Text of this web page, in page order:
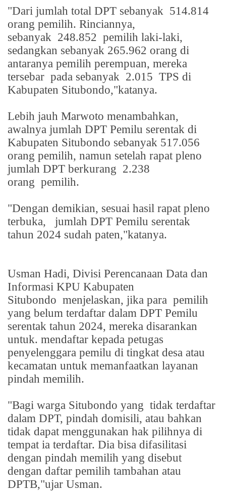
"Dari jumlah total DPT sebanyak 514.814
orang pemilih. Rinciannya,
sebanyak 248.852 pemilih laki-laki,
sedangkan sebanyak 265.962 orang di
antaranya pemilih perempuan, mereka
tersebar pada sebanyak 2.015 TPS di
Kabupaten Situbondo,"katanya.
Lebih jauh Marwoto menambahkan,
awalnya jumlah DPT Pemilu serentak di
Kabupaten Situbondo sebanyak 517.056
orang pemilih, namun setelah rapat pleno
jumlah DPT berkurang 2.238
orang pemilih.
"Dengan demikian, sesuai hasil rapat pleno
terbuka,
jumlah DPT Pemilu serentak
tahun 2024 sudah paten,"katanya.
Usman Hadi, Divisi Perencanaan Data dan
Informasi KPU Kabupaten
Situbondo menjelaskan, jika para pemilih
yang belum terdaftar dalam DPT Pemilu
serentak tahun 2024, mereka disarankan
untuk. mendaftar kepada petugas
penyelenggara pemilu di tingkat desa atau
kecamatan untuk memanfaatkan layanan
pindah memilih.
"Bagi warga Situbondo yang tidak terdaftar
dalam DPT, pindah domisili, atau bahkan
tidak dapat menggunakan hak pilihnya di
tempat ia terdaftar. Dia bisa difasilitasi
dengan pindah memilih yang disebut
dengan daftar pemilih tambahan atau
DPTB,"ujar Usman.